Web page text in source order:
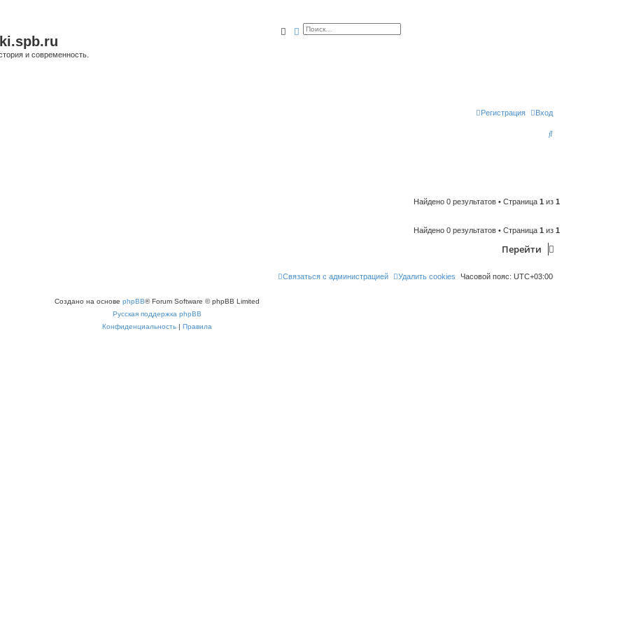
и современность.
ПоискРасширенный поиск
Вход
Регистрация
П
к
Найдено 0 результатов • Страница 1 из 1
Найдено 0 результатов • Страница 1 из 1
Перейти
Часовой пояс: UTC+03:00
Удалить cookies
Связаться с администрацией
Создано на основе phpBB® Forum Software © phpBB Limited
Русская поддержка phpBB
Конфиденциальность| Правила